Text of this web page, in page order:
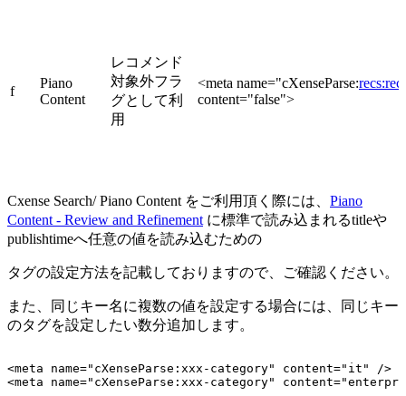
f
Piano
Content
レコメンド
対象外フラ
グとして利
用
<meta name="cXenseParse:
content="false">
Cxense Search/ Piano Content をご利用頂く際には、 Piano
Content - Review and Refinementに標準で読み込まれるtitleや
publishtimeへ任意の値を読み込むための
タグの設定方法を記載しておりますので、ご確認ください。
また、同じキー名に複数の値を設定する場合には、同じキー
のタグを設定したい数分追加します。
<meta name="cXenseParse:xxx-category" content="it"
/>
<meta
name="cXenseParse:xxx-category"